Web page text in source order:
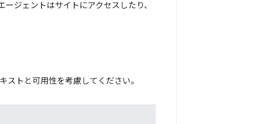
ジェントはサイトにアクセスしたり、
トと可用性を考慮してください。